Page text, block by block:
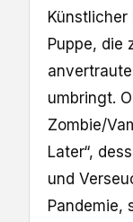
Puppe, die
umbringt.
Zombie/
Later“,
und
Pandemie,